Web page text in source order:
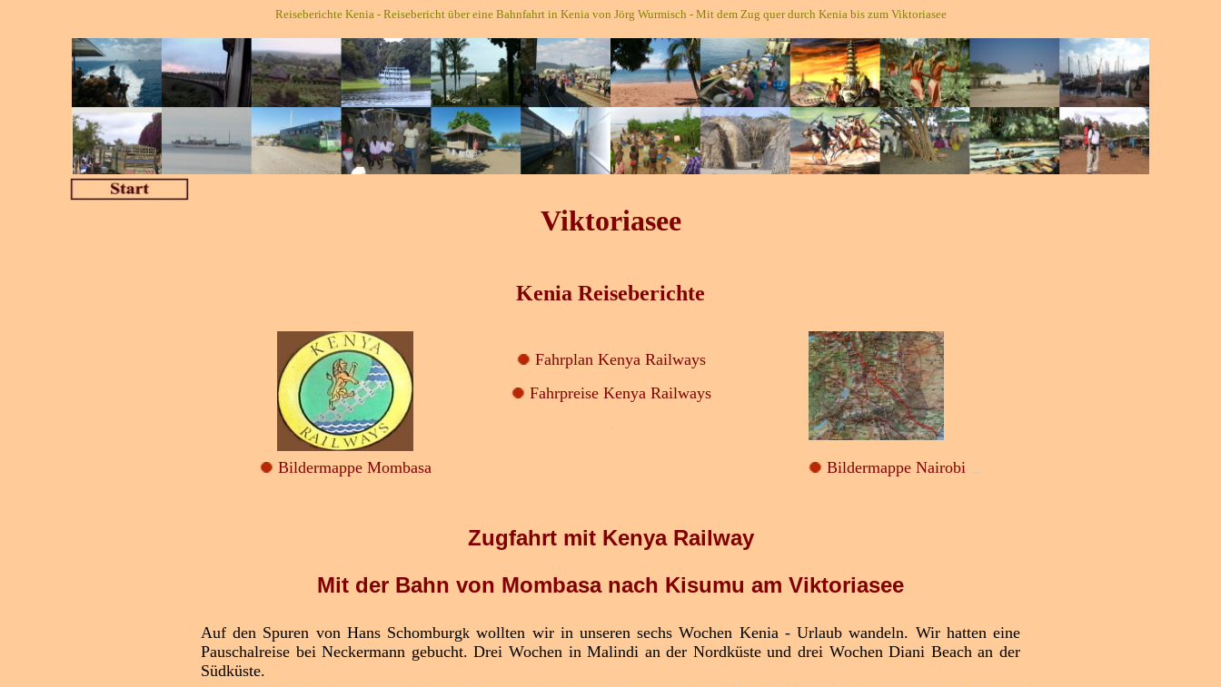
Reiseberichte Kenia - Reisebericht über eine Bahnfahrt in Kenia von Jörg Wurmisch - Mit dem Zug quer durch Kenia bis zum Viktoriasee
Viktoriasee
Kenia Reiseberichte
Fahrplan Kenya Railways
Fahrpreise Kenya Railways
.
Bildermappe Mombasa Bildermappe Nairobi
Zugfahrt mit Kenya Railway
Mit der Bahn von Mombasa nach Kisumu am Viktoriasee
Auf den Spuren von Hans Schomburgk wollten wir in unseren sechs Wochen Kenia - Urlaub wandeln. Wir hatten eine
Pauschalreise bei Neckermann gebucht. Drei Wochen in Malindi an der Nordküste und drei Wochen Diani Beach an der
Südküste.